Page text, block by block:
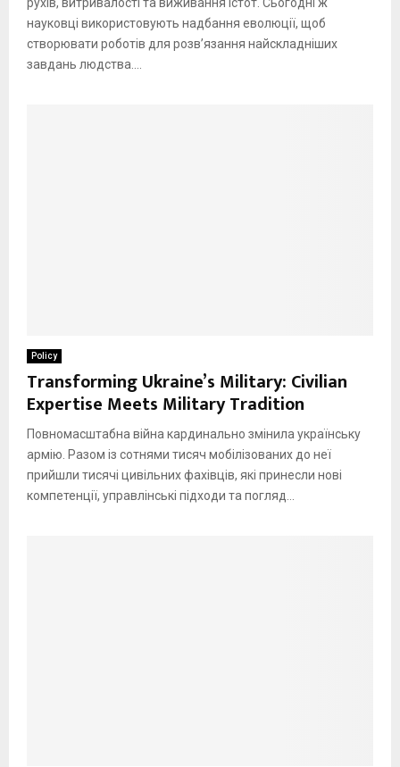
науковці використовують надбання еволюції, щоб
створювати роботів для розв’язання найскладніших
завдань людства....
Policy
Transforming Ukraine’s Military: Civilian
Expertise Meets Military Tradition
Повномасштабна війна кардинально змінила українську
армію. Разом із сотнями тисяч мобілізованих до неї
прийшли тисячі цивільних фахівців, які принесли нові
компетенції, управлінські підходи та погляд...